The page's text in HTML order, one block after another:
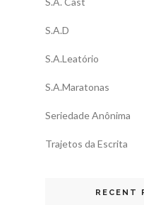
S.A.D
S.A.Leatório
S.A.Maratonas
Seriedade Anônima
Trajetos da Escrita
RECENT